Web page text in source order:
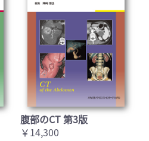
腹部のCT 第3版
￥14,300